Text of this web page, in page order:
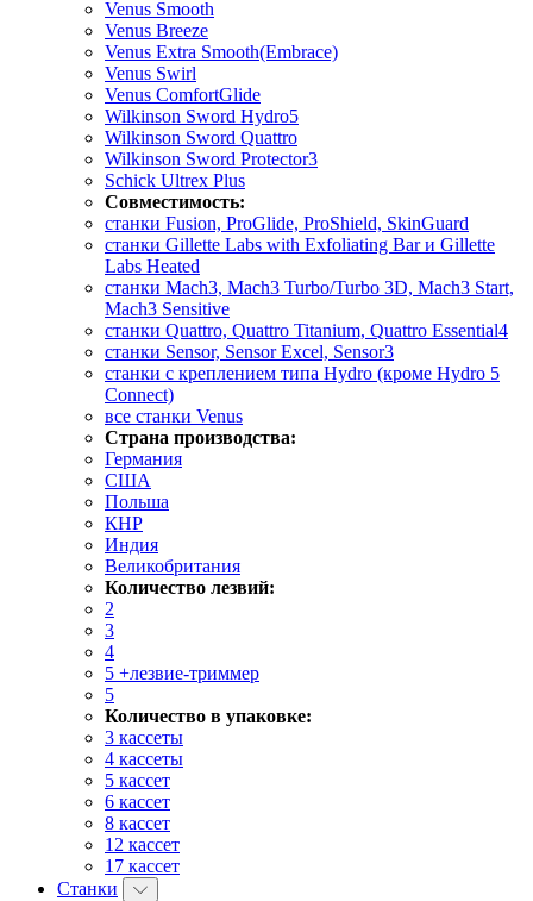
Venus Smooth
Venus Breeze
Venus Extra Smooth(Embrace)
Venus Swirl
Venus ComfortGlide
Wilkinson Sword Hydro5
Wilkinson Sword Quattro
Wilkinson Sword Protector3
Schick Ultrex Plus
Совместимость:
станки Fusion, ProGlide, ProShield, SkinGuard
станки Gillette Labs with Exfoliating Bar и Gillette
Labs Heated
станки Mach3, Mach3 Turbo/Turbo 3D, Mach3 Start,
Mach3 Sensitive
станки Quattro, Quattro Titanium, Quattro Essential4
станки Sensor, Sensor Excel, Sensor3
станки с креплением типа Hydro (кроме Hydro 5
Connect)
все станки Venus
Страна производства:
Германия
США
Польша
КНР
Индия
Великобритания
Количество лезвий:
2
3
4
5 +лезвие-триммер
5
Количество в упаковке:
3 кассеты
4 кассеты
5 кассет
6 кассет
8 кассет
12 кассет
17 кассет
Станки